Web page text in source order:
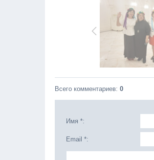
Всего комментариев: 0
Имя *:
Email *: